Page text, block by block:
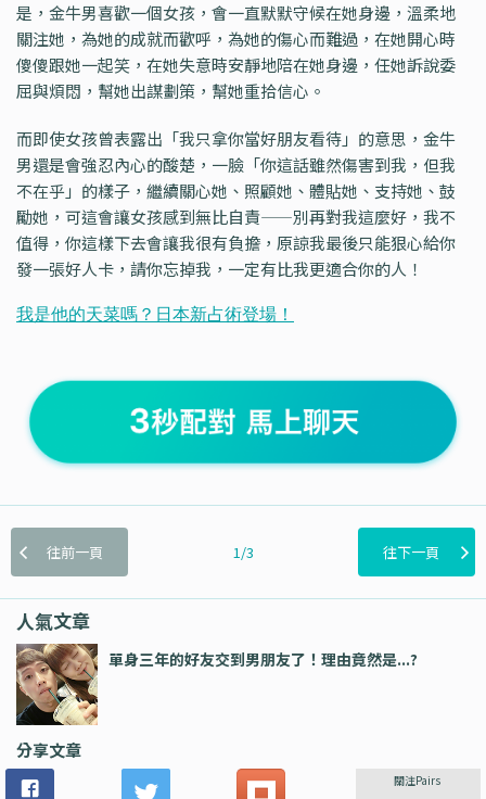
是，金牛男喜歡一個女孩，會一直默默守候在她身邊，溫柔地
關注她，為她的成就而歡呼，為她的傷心而難過，在她開心時
傻傻跟她一起笑，在她失意時安靜地陪在她身邊，任她訴說委
屈與煩悶，幫她出謀劃策，幫她重拾信心。
而即使女孩曾表露出「我只拿你當好朋友看待」的意思，金牛
男還是會強忍內心的酸楚，一臉「你這話雖然傷害到我，但我
不在乎」的樣子，繼續關心她、照顧她、體貼她、支持她、鼓
勵她，可這會讓女孩感到無比自責——別再對我這麼好，我不
值得，你這樣下去會讓我很有負擔，原諒我最後只能狠心給你
發一張好人卡，請你忘掉我，一定有比我更適合你的人！
往前一頁 1/3 往下一頁
人氣文章
單身三年的好友交到男朋友了！理由竟然是...?
分享文章
關注Pairs